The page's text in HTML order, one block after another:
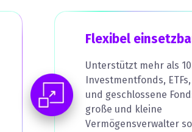
Flexibel
Unterstützt mehr als
Investmentfonds, ETFs,
und geschlossene
große und kleine
Vermögensverwalter